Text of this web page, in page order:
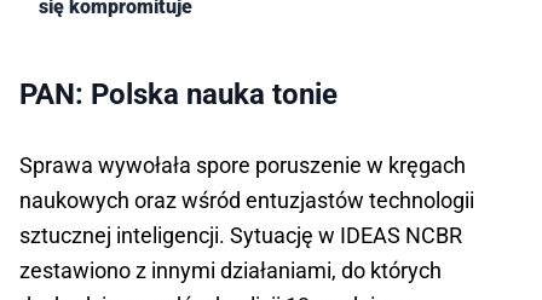
się kompromituje
PAN: Polska nauka tonie
Sprawa wywołała spore poruszenie w kręgach
naukowych oraz wśród entuzjastów technologii
sztucznej inteligencji. Sytuację w IDEAS NCBR
zestawiono z innymi działaniami, do których